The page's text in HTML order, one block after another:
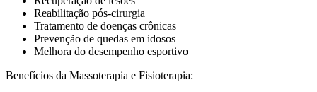
Reabilitação pós-cirurgia
Tratamento de doenças crônicas
Prevenção de quedas em idosos
Melhora do desempenho esportivo
Benefícios da Massoterapia e Fisioterapia: